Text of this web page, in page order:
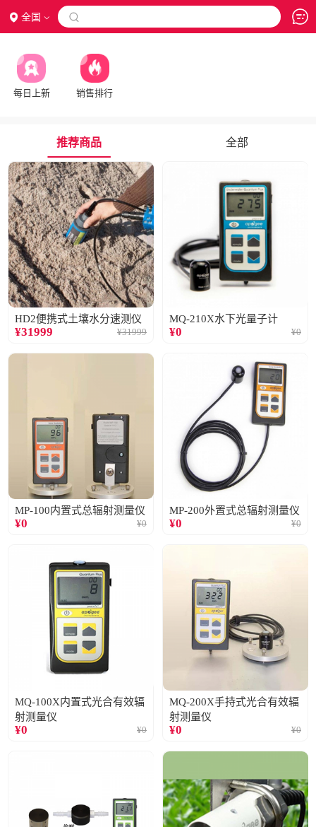
全国 
每日上新 销售排行
推荐商品 全部
HD2便携式土壤水分速测仪
¥31999 ¥31999
MQ-210X水下光量子计
¥0 ¥0
MP-100内置式总辐射测量仪
¥0 ¥0
MP-200外置式总辐射测量仪
¥0 ¥0
MQ-100X内置式光合有效辐
射测量仪
¥0 ¥0
MQ-200X手持式光合有效辐
射测量仪
¥0 ¥0